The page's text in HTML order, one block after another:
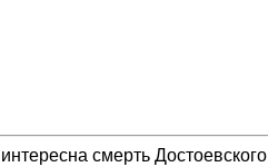
смерть